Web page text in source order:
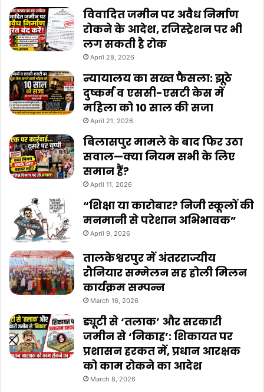
विवादित जमीन पर अवैध निर्माण
रोकने के आदेश, रजिस्ट्रेशन पर भी
लग सकती है रोक
April 28, 2026
न्यायालय का सख्त फैसला: झूठे
दुष्कर्म व एससी-एसटी केस में
महिला को 10 साल की सजा
April 21, 2026
बिलासपुर मामले के बाद फिर उठा
सवाल—क्या नियम सभी के लिए
समान हैं?
April 11, 2026
“शिक्षा या कारोबार? निजी स्कूलों की
मनमानी से परेशान अभिभावक”
April 9, 2026
तालकेश्वरपुर में अंतरराज्यीय
रौनियार सम्मेलन सह होली मिलन
कार्यक्रम सम्पन्न
March 16, 2026
ड्यूटी से ‘तलाक’ और सरकारी
जमीन से ‘निकाह’: शिकायत पर
प्रशासन हरकत में, प्रधान आरक्षक
को काम रोकने का आदेश
March 8, 2026